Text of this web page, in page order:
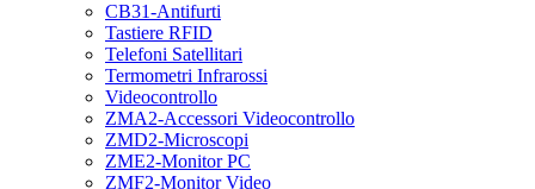
CB31-Antifurti
Tastiere RFID
Telefoni Satellitari
Termometri Infrarossi
Videocontrollo
ZMA2-Accessori Videocontrollo
ZMD2-Microscopi
ZME2-Monitor PC
ZMF2-Monitor Video